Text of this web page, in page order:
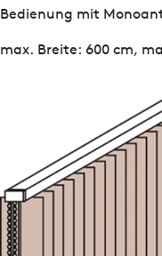
Bedienung mit
max. Breite: 600 cm,